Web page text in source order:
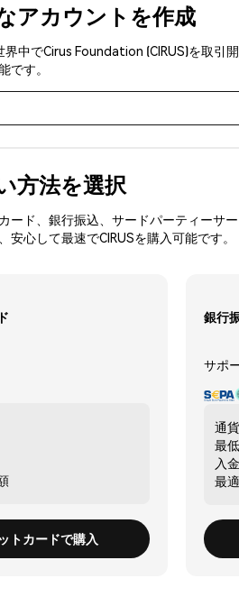
アカウントを作成
界中でCirus Foundation (CIRUS)を取
です。
方法を選択
ード、銀行振込、サードパーティーサ
心して最速でCIRUSを購入可能です。
トカードで購入
銀行
サポ
通貨
最
入金
最